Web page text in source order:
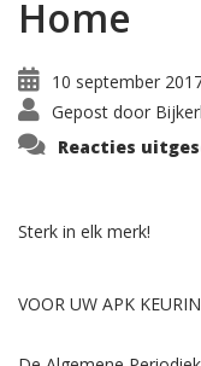
Home
10 september
Gepost door
Reacties
Sterk in elk merk!
VOOR UW APK